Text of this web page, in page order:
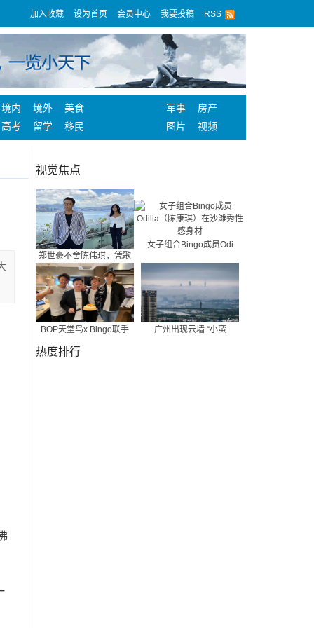
加入收藏 设为首页 会员中心 我要投稿 RSS
境内 境外
美食
高考
留学 移民
军事
房产
图片
视频
视觉焦点
郑世豪不舍陈伟琪，凭歌
女子组合Bingo成员Odi
BOP天堂鸟x Bingo联手 广州出现云墙 “小蛮
热度排行